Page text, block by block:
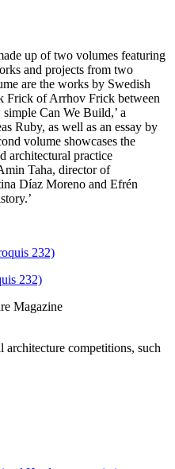
up of two volumes featuring
and projects from two
are the works by Swedish
Frick of Arrhov Frick between
Can We Build,’ a
Ruby, as well as an essay by
volume showcases the
architectural practice
Taha, director of
Díaz Moreno and Efrén
232)
Magazine
architecture competitions, such